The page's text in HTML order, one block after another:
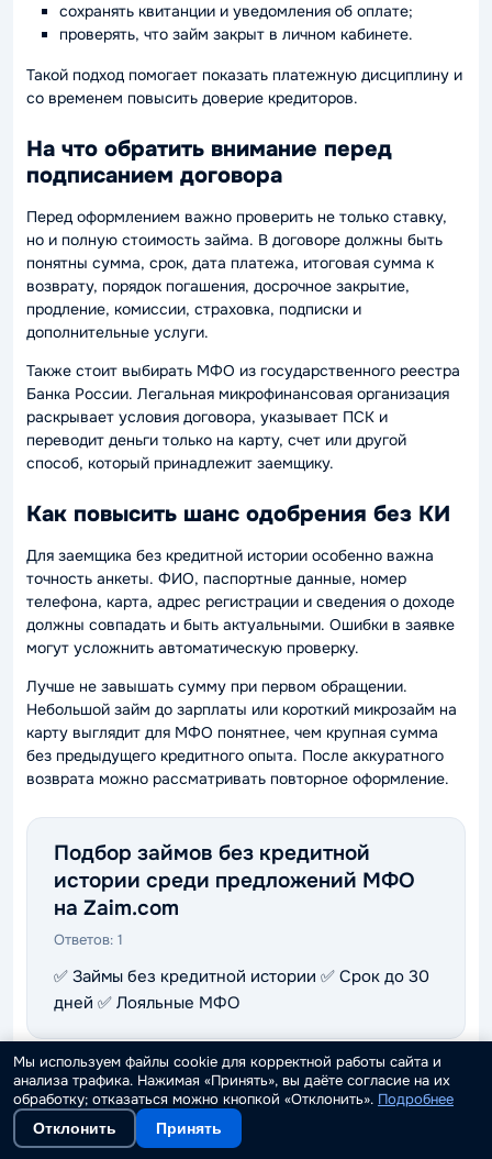
сохранять квитанции и уведомления об оплате;
проверять, что займ закрыт в личном кабинете.
Такой подход помогает показать платежную дисциплину и
со временем повысить доверие кредиторов.
На что обратить внимание перед
подписанием договора
Перед оформлением важно проверить не только ставку,
но и полную стоимость займа. В договоре должны быть
понятны сумма, срок, дата платежа, итоговая сумма к
возврату, порядок погашения, досрочное закрытие,
продление, комиссии, страховка, подписки и
дополнительные услуги.
Также стоит выбирать МФО из государственного реестра
Банка России. Легальная микрофинансовая организация
раскрывает условия договора, указывает ПСК и
переводит деньги только на карту, счет или другой
способ, который принадлежит заемщику.
Как повысить шанс одобрения без КИ
Для заемщика без кредитной истории особенно важна
точность анкеты. ФИО, паспортные данные, номер
телефона, карта, адрес регистрации и сведения о доходе
должны совпадать и быть актуальными. Ошибки в заявке
могут усложнить автоматическую проверку.
Лучше не завышать сумму при первом обращении.
Небольшой займ до зарплаты или короткий микрозайм на
карту выглядит для МФО понятнее, чем крупная сумма
без предыдущего кредитного опыта. После аккуратного
возврата можно рассматривать повторное оформление.
Подбор займов без кредитной
истории среди предложений МФО
на Zaim.com
Ответов: 1
✅ Займы без кредитной истории ✅ Срок до 30
дней ✅ Лояльные МФО
Редакция Zaim.com
Финансовая аналитика и консультации
Все статьи автора (3080)
Мы используем файлы cookie для корректной работы сайта и
анализа трафика. Нажимая «Принять», вы даёте согласие на их
обработку; отказаться можно кнопкой «Отклонить». Подробнее
Отклонить Принять